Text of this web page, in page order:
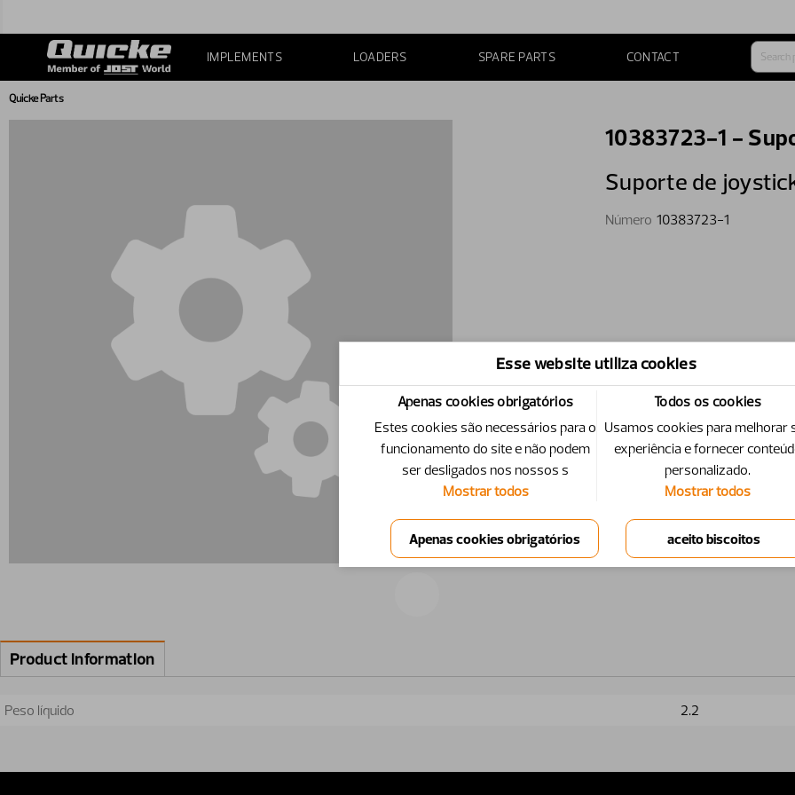
IMPLEMENTS LOADERS SPARE PARTS CONTACT
Quicke Parts
Product information
Peso líquido 2.2
10383723-1 -
Suporte de
Número 10383723-1
Esse website utiliza cookies
Apenas cookies obrigatórios
Estes cookies são necessários para o
funcionamento do site e não podem
ser desligados nos nossos s
Mostrar todos
Todos os cookies
Usamos cookies para melhorar
experiência e fornecer
personalizado.
Mostrar todos